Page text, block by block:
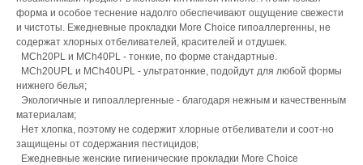
форма и особое теснение надолго обеспечивают ощущение свежести
и чистоты. Ежедневные прокладки More Choice гипоаллергенны, не
содержат хлорных отбеливателей, красителей и отдушек.
MCh20PL и MCh40PL - тонкие, по форме стандартные.
MCh20UPL и MCh40UPL - ультратонкие, подойдут для любой формы
нижнего белья;
Экологичные и гипоаллергенные - благодаря нежным и качественным
материалам;
Нет хлопка, поэтому не содержит хлорные отбеливатели и соот-но
защищены от содержания пестицидов;
Ежедневные женские гигиенические прокладки More Choice